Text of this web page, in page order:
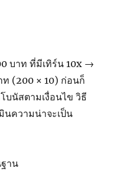
บาท ที่มีเทิร์น 10x →
ท (200 × 10) ก่อนก็
บนัสตามเงื่อนไข วิธี
นความน่าจะเป็น
าน